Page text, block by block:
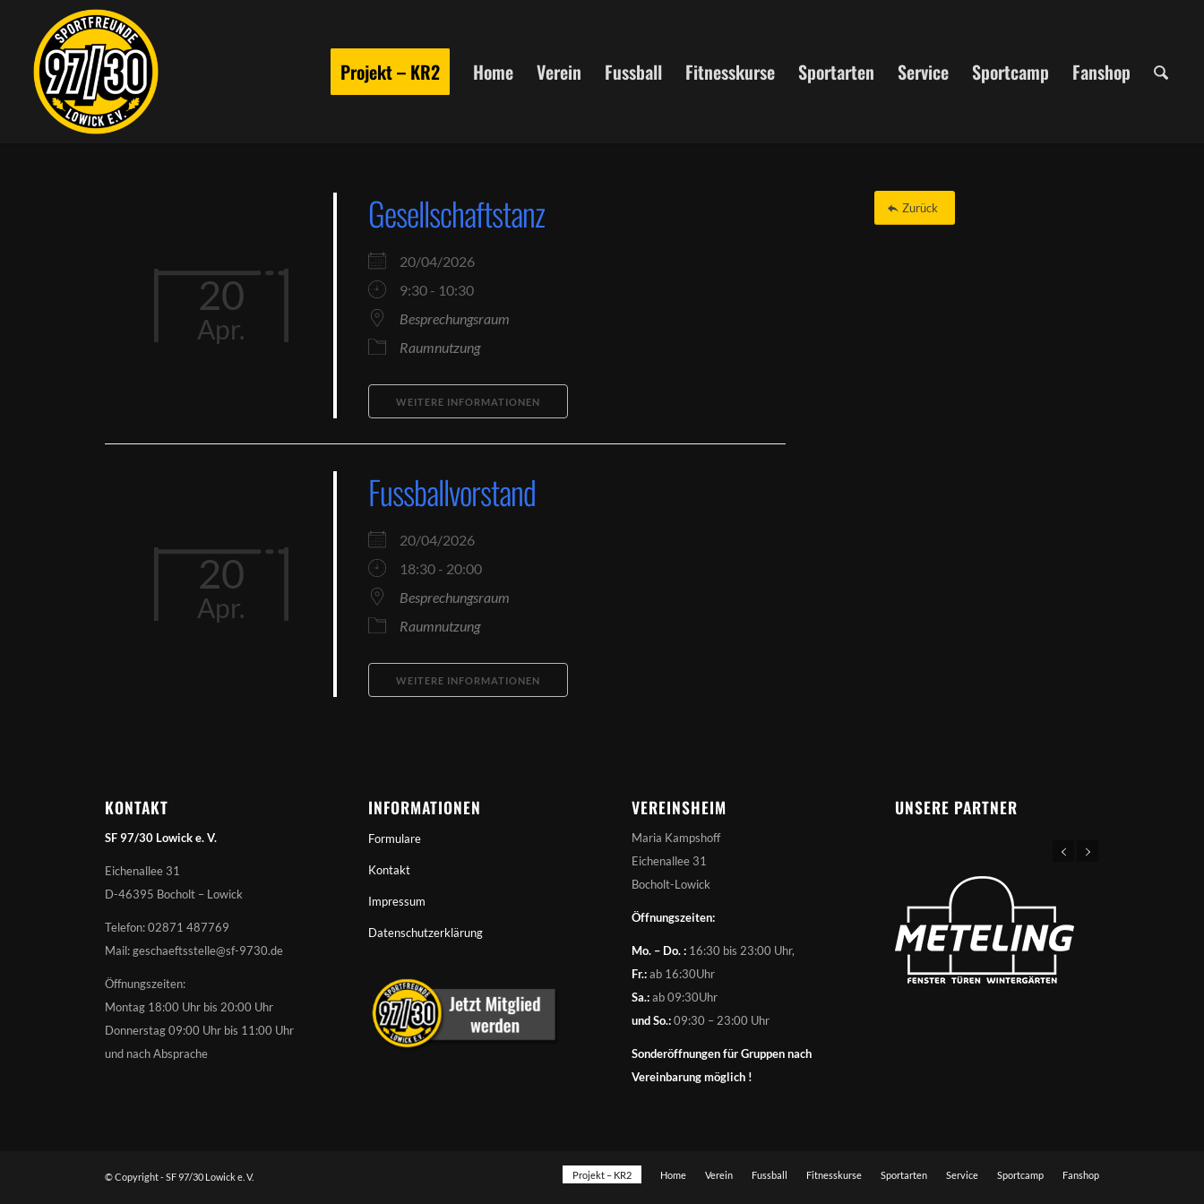
Projekt – KR2 Home Verein Fussball Fitnesskurse Sportarten Service Sportcamp Fanshop
20
Apr.
Gesellschaftstanz
20/04/2026
9:30 - 10:30
Besprechungsraum
Raumnutzung
WEITERE INFORMATIONEN
20
Apr.
Fussballvorstand
20/04/2026
18:30 - 20:00
Besprechungsraum
Raumnutzung
WEITERE INFORMATIONEN
Zurück
KONTAKT
SF 97/30 Lowick e. V.
Eichenallee 31
D-46395 Bocholt – Lowick
Telefon: 02871 487769
Mail: geschaeftsstelle@sf-9730.de
Öffnungszeiten:
Montag 18:00 Uhr bis 20:00 Uhr
Donnerstag 09:00 Uhr bis 11:00 Uhr
und nach Absprache
INFORMATIONEN
Formulare
Kontakt
Impressum
Datenschutzerklärung
VEREINSHEIM
Maria Kampshoff
Eichenallee 31
Bocholt-Lowick
Öffnungszeiten:
Mo. – Do. : 16:30 bis 23:00 Uhr,
Fr.:ab 16:30Uhr
Sa.:ab 09:30Uhr
und So.:09:30 – 23:00 Uhr
Sonderöffnungen für Gruppen nach
Vereinbarung möglich !
UNSERE PARTNER
© Copyright - SF 97/30 Lowick e. V. Projekt – KR2 Home Verein Fussball Fitnesskurse Sportarten Service Sportcamp Fanshop